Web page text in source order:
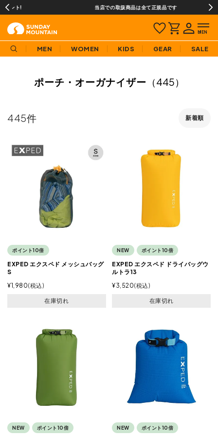
当店での取扱商品は全て正規品です
MEN WOMEN KIDS GEAR SALE
ポーチ・オーガナイザー （445）
新着順
445
ポイント10倍
EXPED エクスペド メッシュバッグ
S
¥1,980 税込
在庫切れ
NEW ポイント10倍
EXPED エクスペド ドライバッグウ
ルトラ13
¥3,520 税込
在庫切れ
NEW ポイント10倍 NEW ポイント10倍